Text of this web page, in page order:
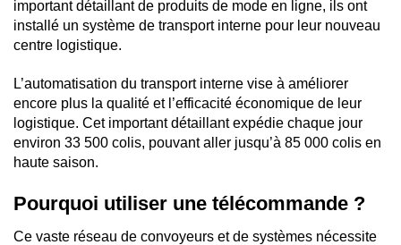
important détaillant de produits de mode en ligne, ils ont
installé un système de transport interne pour leur nouveau
centre logistique.
L’automatisation du transport interne vise à améliorer
encore plus la qualité et l’efficacité économique de leur
logistique. Cet important détaillant expédie chaque jour
environ 33 500 colis, pouvant aller jusqu’à 85 000 colis en
haute saison.
Pourquoi utiliser une télécommande ?
Ce vaste réseau de convoyeurs et de systèmes nécessite